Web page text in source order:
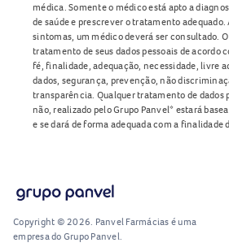
médica. Somente o médico está apto a
de saúde e prescrever o tratamento
sintomas, um médico deverá ser consultado.
tratamento de seus dados pessoais de acordo
fé, finalidade, adequação, necessidade, livre
dados, segurança, prevenção, não
transparência. Qualquer tratamento de dados
não, realizado pelo Grupo Panvel* estará
e se dará de forma adequada com a finalidade
Copyright © 2026. Panvel Farmácias é uma
empresa do Grupo Panvel.